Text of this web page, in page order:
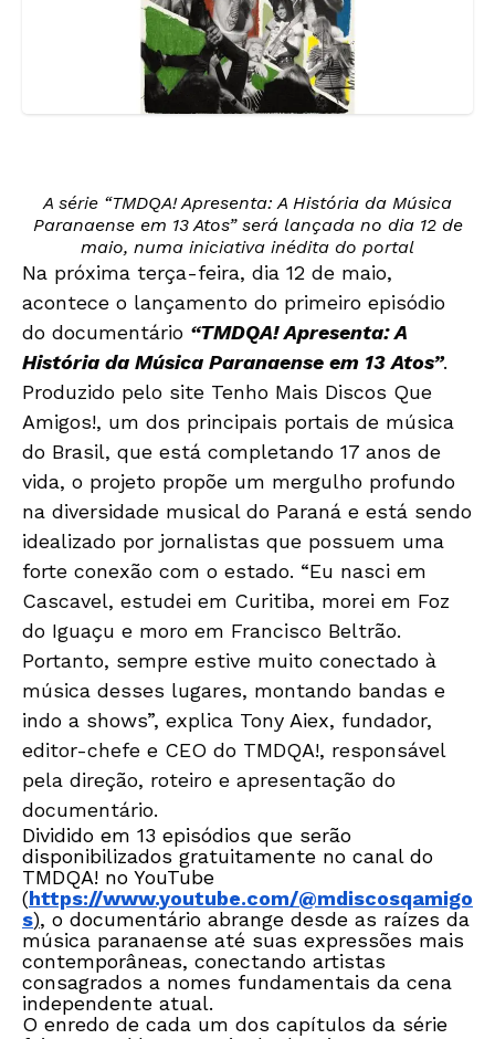
A série “TMDQA! Apresenta: A História da Música
Paranaense em 13 Atos” será lançadano dia 12 de
maio, numa iniciativa inédita do portal
Na próxima terça-feira, dia 12 de maio,
acontece o lançamento do primeiro episódio
do documentário “TMDQA! Apresenta: A
História da Música Paranaense em 13 Atos”.
Produzido pelo site Tenho Mais Discos Que
Amigos!, um dos principais portais de música
do Brasil, que está completando 17 anos de
vida, o projeto propõe um mergulho profundo
na diversidade musical do Paraná e está sendo
idealizado por jornalistas que possuem uma
forte conexão com o estado. “Eu nasci em
Cascavel, estudei em Curitiba, morei em Foz
do Iguaçu e moro em Francisco Beltrão.
Portanto, sempre estive muito conectado à
música desses lugares, montando bandas e
indo a shows”, explica Tony Aiex, fundador,
editor-chefe e CEO do TMDQA!, responsável
pela direção, roteiro e apresentação do
documentário.
Dividido em 13 episódios que serão
disponibilizados gratuitamente no canal do
TMDQA! no YouTube
(https://www.youtube.com/@mdiscosqamigo
s), o documentário abrange desde as raízes da
música paranaense até suas expressões mais
contemporâneas, conectando artistas
consagrados a nomes fundamentais da cena
independente atual.
O enredo de cada um dos capítulos da série